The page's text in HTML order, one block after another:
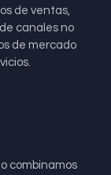
de ventas,
canales no
de mercado
combinamos